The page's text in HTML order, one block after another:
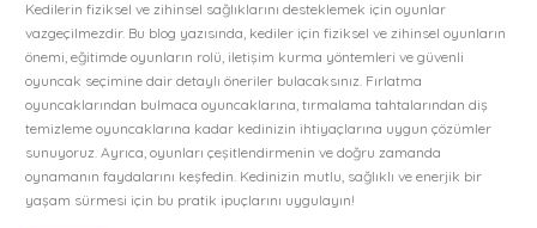
Kedilerin fiziksel ve zihinsel sağlıklarını desteklemek için oyunlar
vazgeçilmezdir. Bu blog yazısında, kediler için fiziksel ve zihinsel oyunların
önemi, eğitimde oyunların rolü, iletişim kurma yöntemleri ve güvenli
oyuncak seçimine dair detaylı öneriler bulacaksınız. Fırlatma
oyuncaklarından bulmaca oyuncaklarına, tırmalama tahtalarından diş
temizleme oyuncaklarına kadar kedinizin ihtiyaçlarına uygun çözümler
sunuyoruz. Ayrıca, oyunları çeşitlendirmenin ve doğru zamanda
oynamanın faydalarını keşfedin. Kedinizin mutlu, sağlıklı ve enerjik bir
yaşam sürmesi için bu pratik ipuçlarını uygulayın!